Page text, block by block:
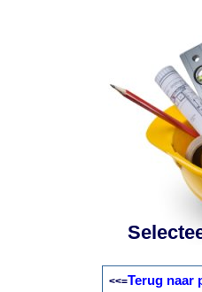
<<=Terug naar